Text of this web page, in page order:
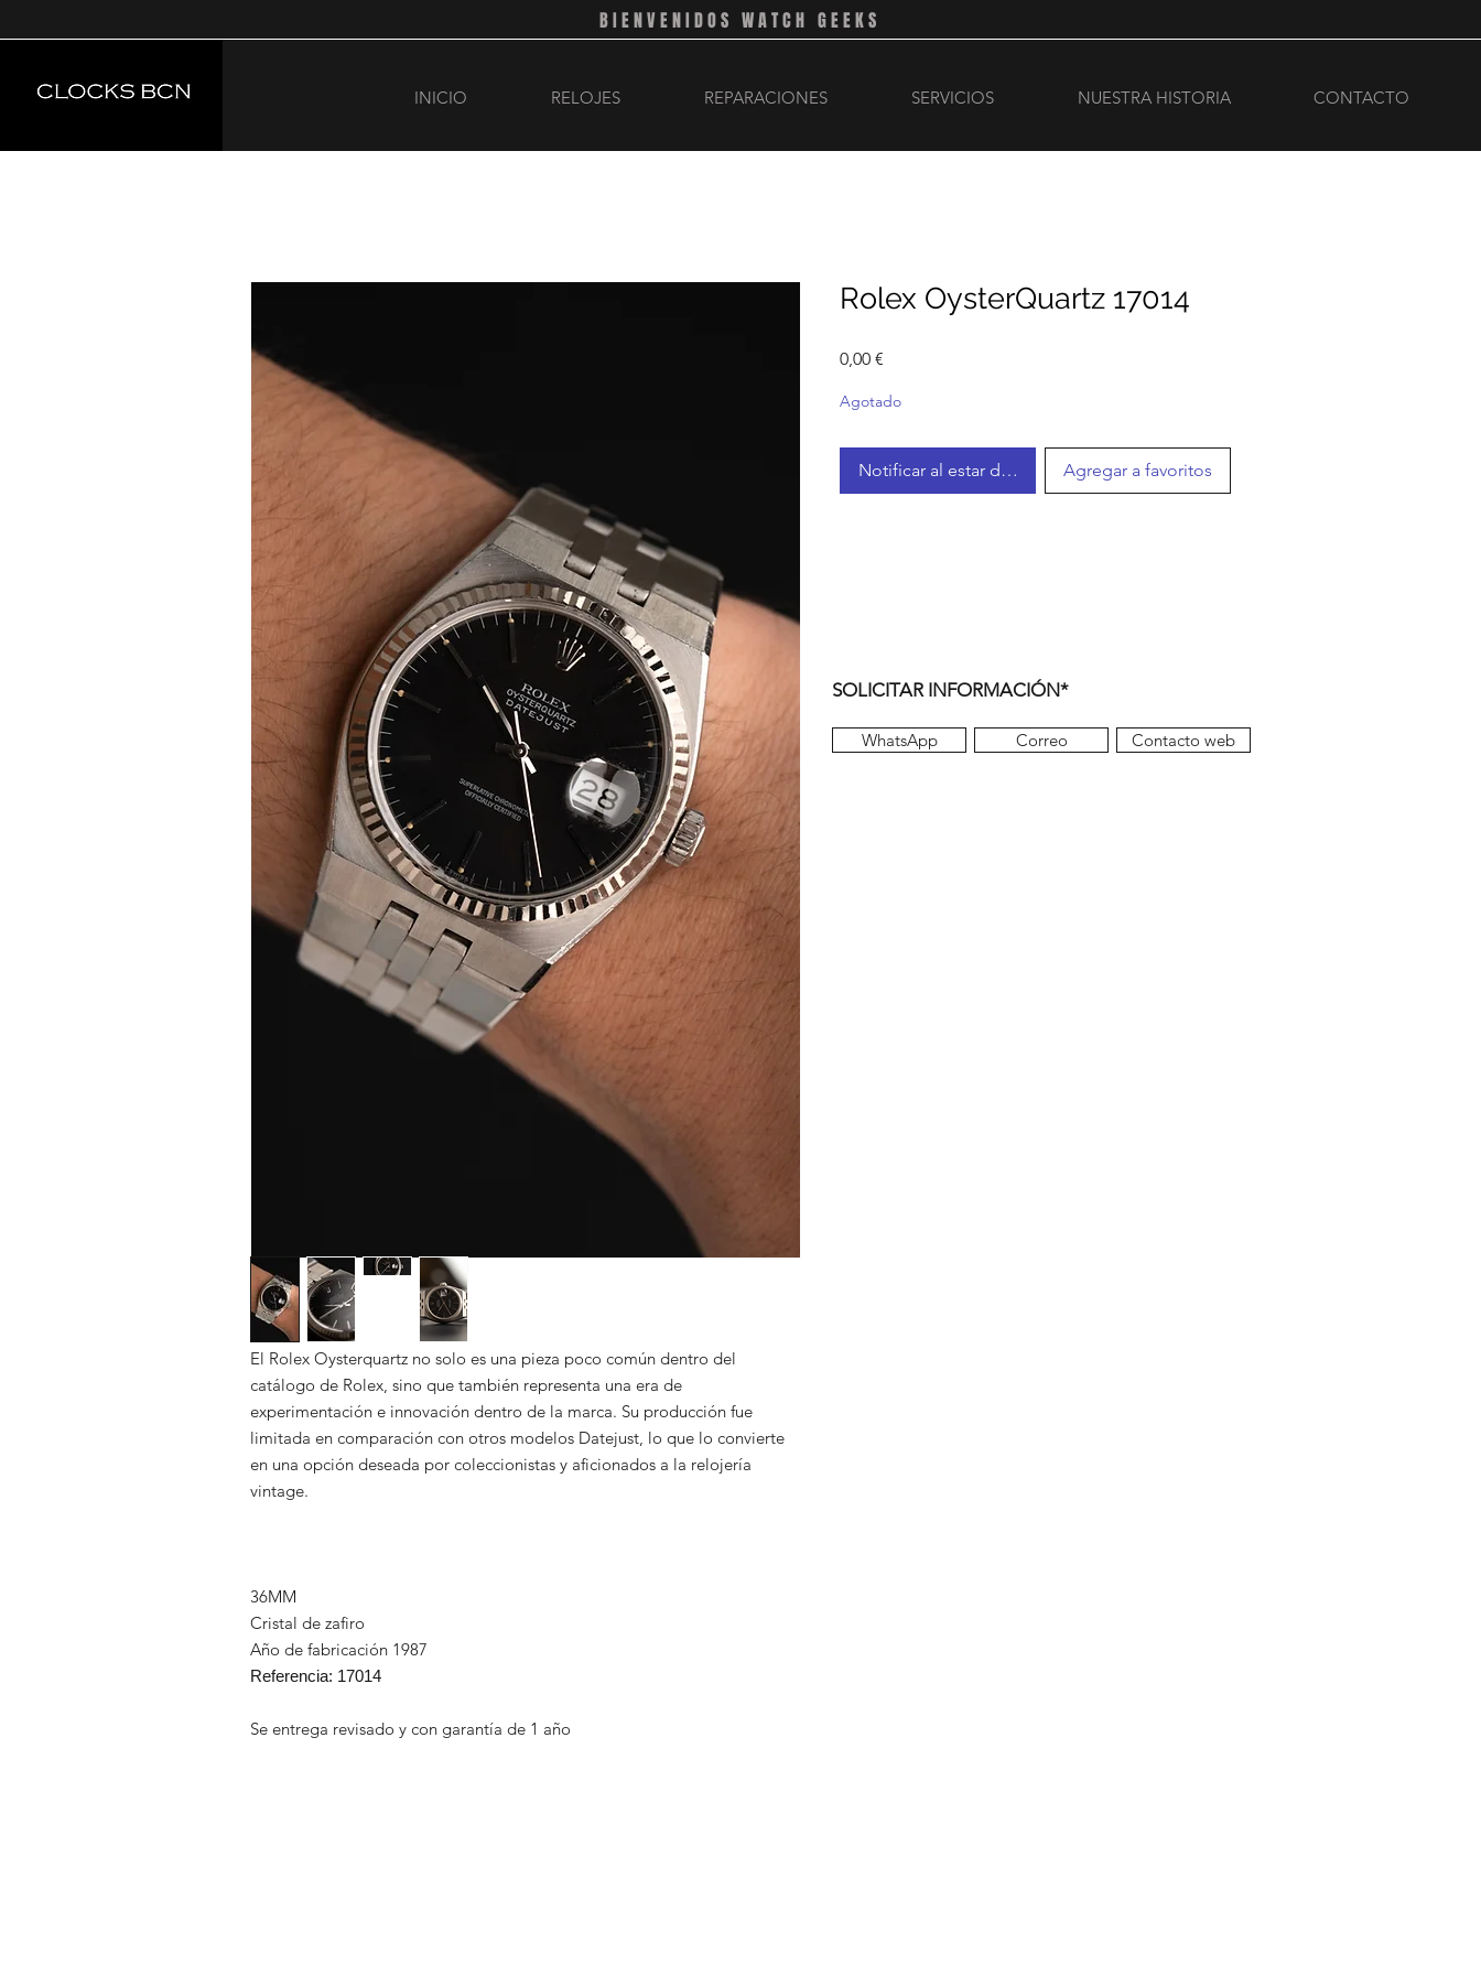
BIENVENIDOS WATCH GEEKS
INICIO RELOJES REPARACIONES SERVICIOS NUESTRA HISTORIA CONTACTO
El Rolex Oysterquartz no solo es una pieza poco común dentro del
catálogo de Rolex, sino que también representa una era de
experimentación e innovación dentro de la marca. Su producción fue
limitada en comparación con otros modelos Datejust, lo que lo convierte
en una opción deseada por coleccionistas y aficionados a la relojería
vintage.
36MM
Cristal de zafiro
Año de fabricación 1987
Referencia: 17014
Se entrega revisado y con garantía de 1 año
Rolex OysterQuartz 17014
0,00 €
Agotado
Notificar al estar disponibleAgregar a favoritos
SOLICITAR INFORMACIÓN*
WhatsApp Correo Contacto web